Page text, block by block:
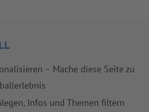
– Mache diese Seite zu
Infos und Themen filtern